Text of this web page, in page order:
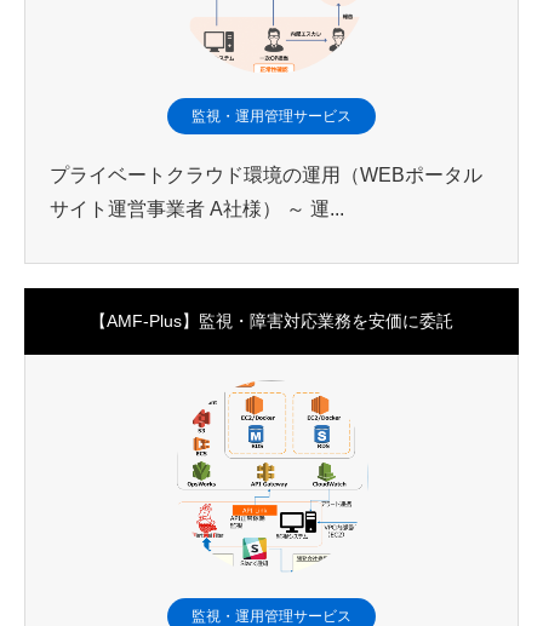
監視・運用管理サービス
プライベートクラウド環境の運用（WEBポータル
サイト運営事業者 A社様） ～ 運...
【AMF-Plus】監視・障害対応業務を安価に委託
監視・運用管理サービス